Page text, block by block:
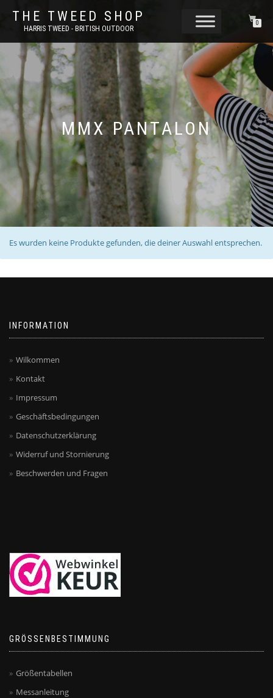
THE TWEED SHOP
HARRIS TWEED - BRITISH OUTDOOR
0
MMX PANTALON
Es wurden keine Produkte gefunden, die deiner Auswahl entsprechen.
INFORMATION
Wilkommen
Kontakt
Impressum
Geschäftsbedingungen
Datenschutzerklärung
Widerruf und Stornierung
Beschwerden und Fragen
GRÖSSENBESTIMMUNG
Größentabellen
Messanleitung